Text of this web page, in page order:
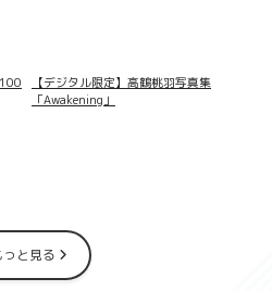
【デジタル限定】高鶴桃羽写真集
「Awakening」
っと見る